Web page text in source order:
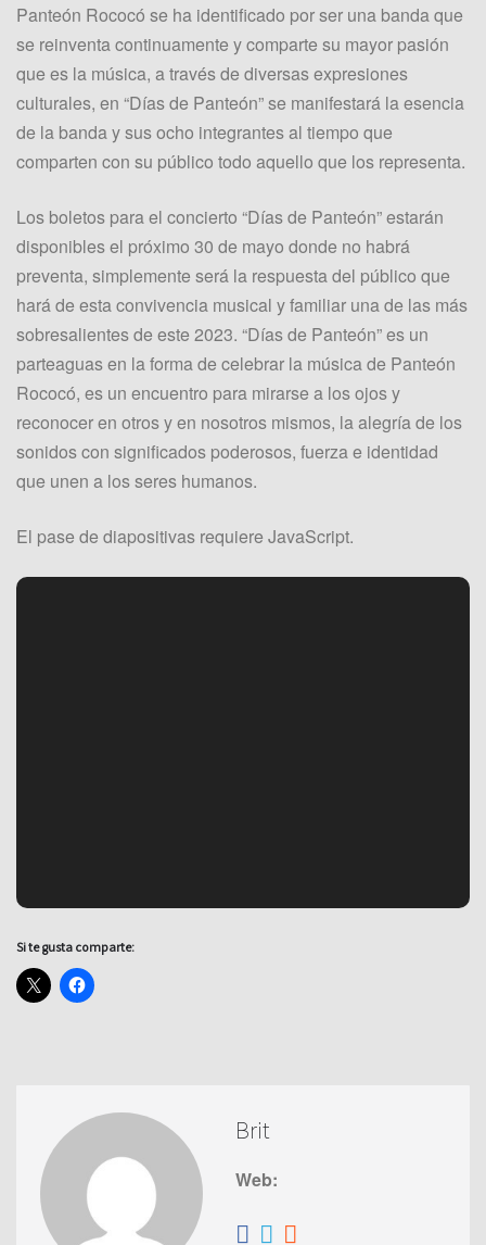
Panteón Rococó se ha identificado por ser una banda que
se reinventa continuamente y comparte su mayor pasión
que es la música, a través de diversas expresiones
culturales, en “Días de Panteón” se manifestará la esencia
de la banda y sus ocho integrantes al tiempo que
comparten con su público todo aquello que los representa.
Los boletos para el concierto “Días de Panteón” estarán
disponibles el próximo 30 de mayo donde no habrá
preventa, simplemente será la respuesta del público que
hará de esta convivencia musical y familiar una de las más
sobresalientes de este 2023. “Días de Panteón” es un
parteaguas en la forma de celebrar la música de Panteón
Rococó, es un encuentro para mirarse a los ojos y
reconocer en otros y en nosotros mismos, la alegría de los
sonidos con significados poderosos, fuerza e identidad
que unen a los seres humanos.
El pase de diapositivas requiere JavaScript.
Si te gusta comparte:
Brit
Web: